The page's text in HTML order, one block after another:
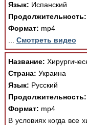
Язык: Испанский
Продолжительность:
Формат: mp4
Смотреть видео
Название:
Страна: Украина
Язык: Русский
Продолжительность:
Формат: mp4
В условиях когда все